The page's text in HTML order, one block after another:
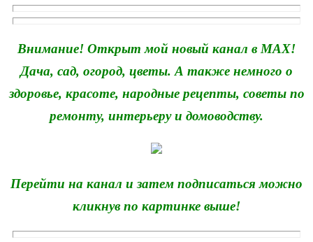
Внимание! Открыт мой новый канал в MAX!
Дача, сад, огород, цветы. А также немного о
здоровье, красоте, народные рецепты, советы по
ремонту, интерьеру и домоводству.
Перейти на канал и затем подписаться можно
кликнув по картинке выше!